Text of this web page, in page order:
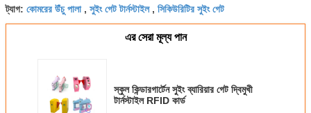
ট্যাগ: কোমরের উঁচু পালা, সুইং গেট টার্নস্টাইল, সিকিউরিটির সুইং গেট
এর সেরা মূল্য পান
স্কুল কিন্ডারগার্টেন সুইং ব্যারিয়ার গেট দ্বিমুখী
টার্নস্টাইল RFID কার্ড